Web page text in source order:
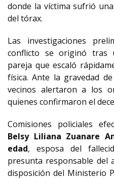
donde la víctima sufrió
del tórax.
Las investigaciones
conflicto se originó tras
pareja que escaló
física. Ante la gravedad
vecinos alertaron a los
quienes confirmaron el
Comisiones policiales
Belsy Liliana Zuanare
edad, esposa del
presunta responsable del
disposición del Ministerio